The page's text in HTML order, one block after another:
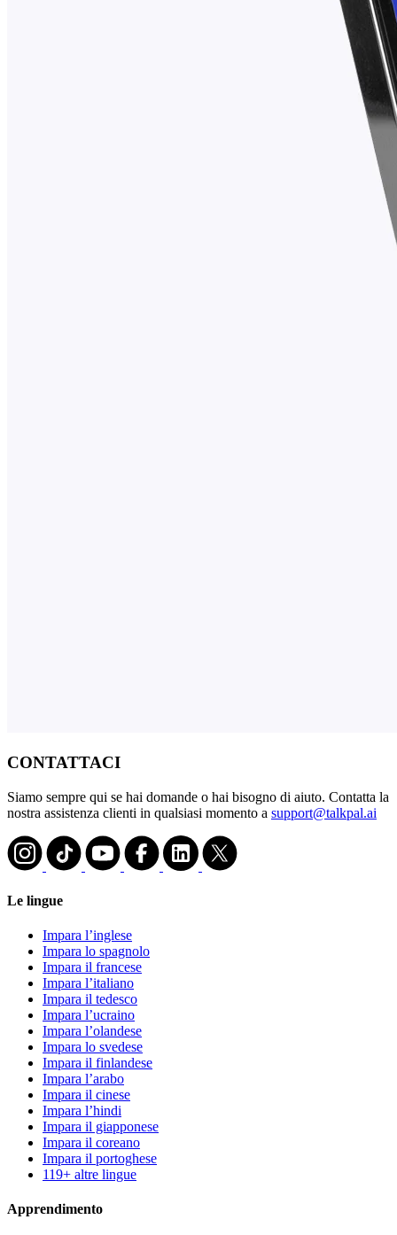
CONTATTACI
Siamo sempre qui se hai domande o hai bisogno di aiuto. Contatta la
nostra assistenza clienti in qualsiasi momento a support@talkpal.ai
Le lingue
Impara l’inglese
Impara lo spagnolo
Impara il francese
Impara l’italiano
Impara il tedesco
Impara l’ucraino
Impara l’olandese
Impara lo svedese
Impara il finlandese
Impara l’arabo
Impara il cinese
Impara l’hindi
Impara il giapponese
Impara il coreano
Impara il portoghese
119+ altre lingue
Apprendimento